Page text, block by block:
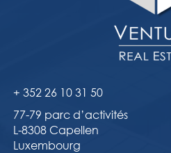
+ 352 26 10 31 50
77-79 parc d’activités
L-8308 Capellen
Luxembourg